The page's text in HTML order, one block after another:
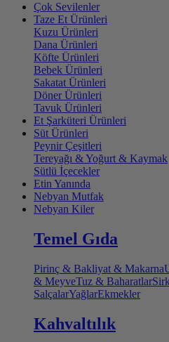
Çok Sevilenler
Taze Et Ürünleri
Kuzu Ürünleri
Dana Ürünleri
Köfte Ürünleri
Bebek Ürünleri
Sakatat Ürünleri
Döner Ürünleri
Tavuk Ürünleri
Et Şarküteri Ürünleri
Süt Ürünleri
Peynir Çeşitleri
Tereyağı & Yoğurt & Kaymak
Sütlü İçecekler
Etin Yanında
Nebyan Mutfak
Nebyan Kiler
Temel Gıda
Pirinç & Bakliyat & Makarna
& MeyveTuz & Baharatlar
SalçalarYağlarEkmekler
Kahvaltılık